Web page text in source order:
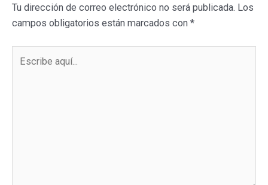
Tu dirección de correo electrónico no será publicada. Los
campos obligatorios están marcados con *
aquí...